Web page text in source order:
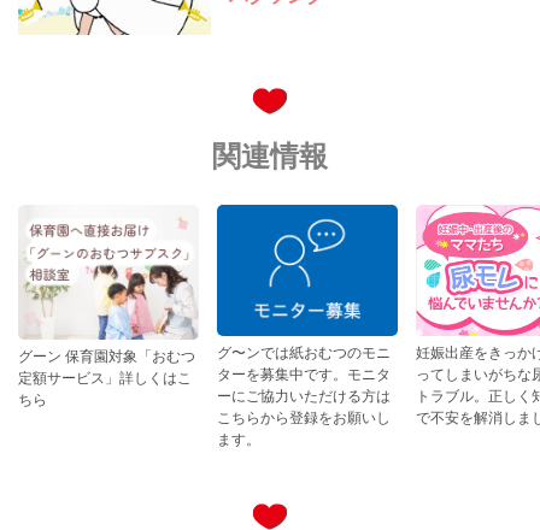
関連情報
グーン 保育園対象「おむつ
定額サービス」詳しくはこ
ちら
グ〜ンでは紙おむつのモニ
ターを募集中です。モニタ
ーにご協力いただける方は
こちらから登録をお願いし
ます。
妊娠出産をきっか
ってしまいがちな
トラブル。正しく
で不安を解消しま